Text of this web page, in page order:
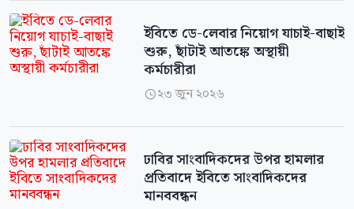
ইবিতে ডে-লেবার নিয়োগ যাচাই-বাছাই
শুরু, ছাঁটাই আতঙ্কে অস্থায়ী
কর্মচারীরা
২৩ জুন ২০২৬
ঢাবির সাংবাদিকদের উপর হামলার
প্রতিবাদে ইবিতে সাংবাদিকদের
মানববন্ধন